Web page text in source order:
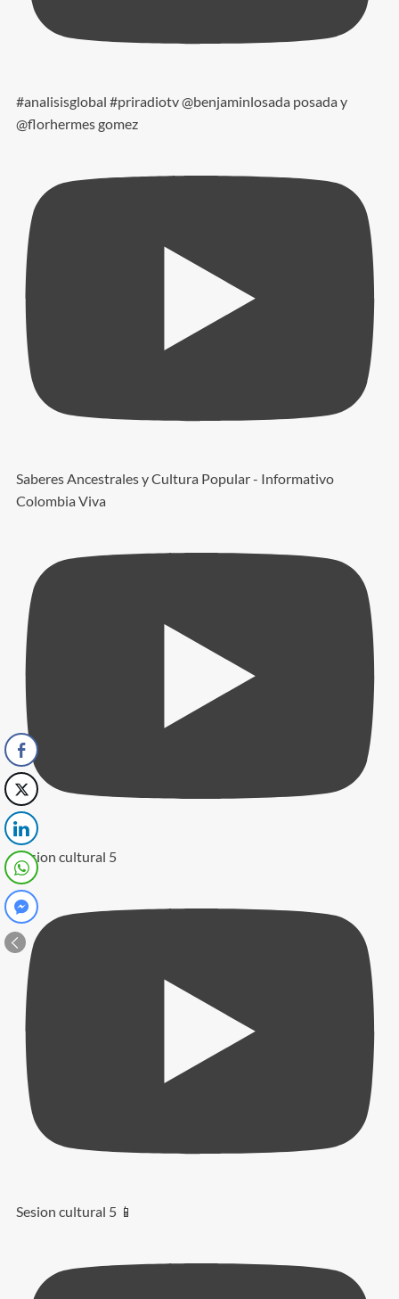
#analisisglobal #priradiotv @benjaminlosada posada y
@florhermes gomez
Saberes Ancestrales y Cultura Popular - Informativo
Colombia Viva
Sesion cultural 5
Sesion cultural 5 📱